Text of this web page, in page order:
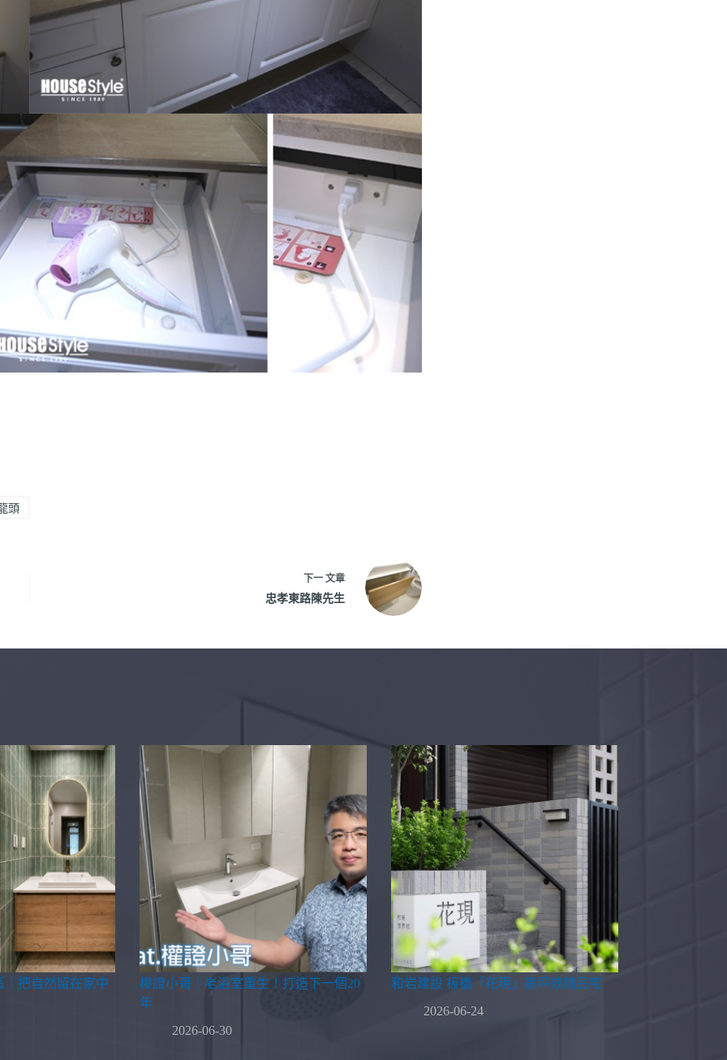
頭
下一 文章
忠孝東路陳先生
把自然留在家中
權證小哥｜老浴室重生！打造下一個20
年
2026-06-30
和岩建設 板橋「花現」高坪效精品宅
2026-06-24